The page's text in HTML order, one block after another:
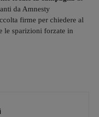
da Amnesty
firme per chiedere al
le sparizioni forzate in